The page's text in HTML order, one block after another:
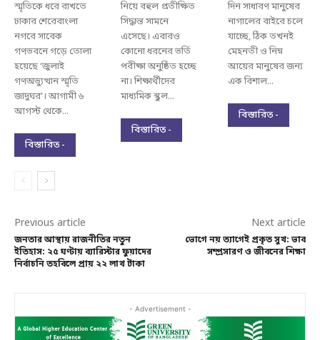
স্মৃতিকে ধরে রাখতে
ঢাকার শেরেবাংলা
নগরে সাবেক
গণভবনে গড়ে তোলা
হয়েছে ‘জুলাই
গণঅভ্যুত্থান স্মৃতি
জাদুঘর’। আগামী ৬
আগস্ট থেকে...
বিস্তারিত -
নিয়ে বহুল প্রতীক্ষিত
সিদ্ধান্ত সামনে
এসেছে। এবারও
কোনো ধরনের ভর্তি
পরীক্ষা অনুষ্ঠিত হচ্ছে
না। শিক্ষার্থীদের
মাধ্যমিক স্কুল...
বিস্তারিত -
দিন সাধারণ মানুষের
নাগালের বাইরে চলে
যাচ্ছে, ঠিক তখনই
মেহনতী ও নিম্ন
আয়ের মানুষের জন্য
এক বিশাল...
বিস্তারিত -
Previous article
জনতার আস্থায় রাজনীতির নতুন
ইতিহাস: ২৫ ঘণ্টায় ব্যারিস্টার ফুয়াদের
নির্বাচনি তহবিলে প্রায় ২২ লাখ টাকা
Next article
ভোগে নয় ত্যাগেই প্রকৃত সুখ: ভাব
সম্প্রসারণ ও জীবনের শিক্ষা
- Advertisement -